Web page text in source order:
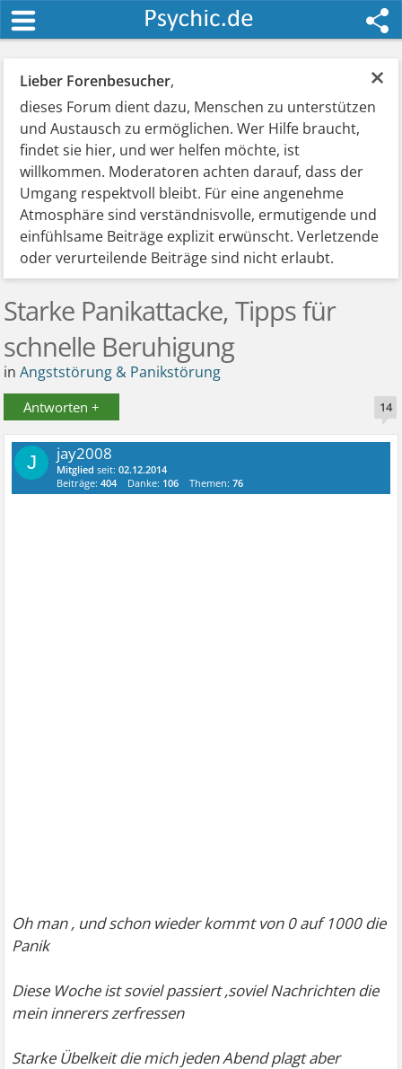
×
Lieber Forenbesucher,
dieses Forum dient dazu, Menschen zu unterstützen
und Austausch zu ermöglichen. Wer Hilfe braucht,
findet sie hier, und wer helfen möchte, ist
willkommen. Moderatoren achten darauf, dass der
Umgang respektvoll bleibt. Für eine angenehme
Atmosphäre sind verständnisvolle, ermutigende und
einfühlsame Beiträge explizit erwünscht. Verletzende
oder verurteilende Beiträge sind nicht erlaubt.
Starke Panikattacke, Tipps für
schnelle Beruhigung
inAngststörung & Panikstörung
Antworten + 14
J jay2008
Mitglied seit:02.12.2014
Beiträge:404 Danke: 106 Themen:76
Oh man , und schon wieder kommt von 0 auf 1000 die
Panik
Diese Woche ist soviel passiert ,soviel Nachrichten die
mein innerers zerfressen
Starke Übelkeit die mich jeden Abend plagt aber